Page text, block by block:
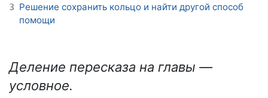
3 Решение сохранить кольцо и найти другой способ
помощи
Деление пересказа на главы —
условное.